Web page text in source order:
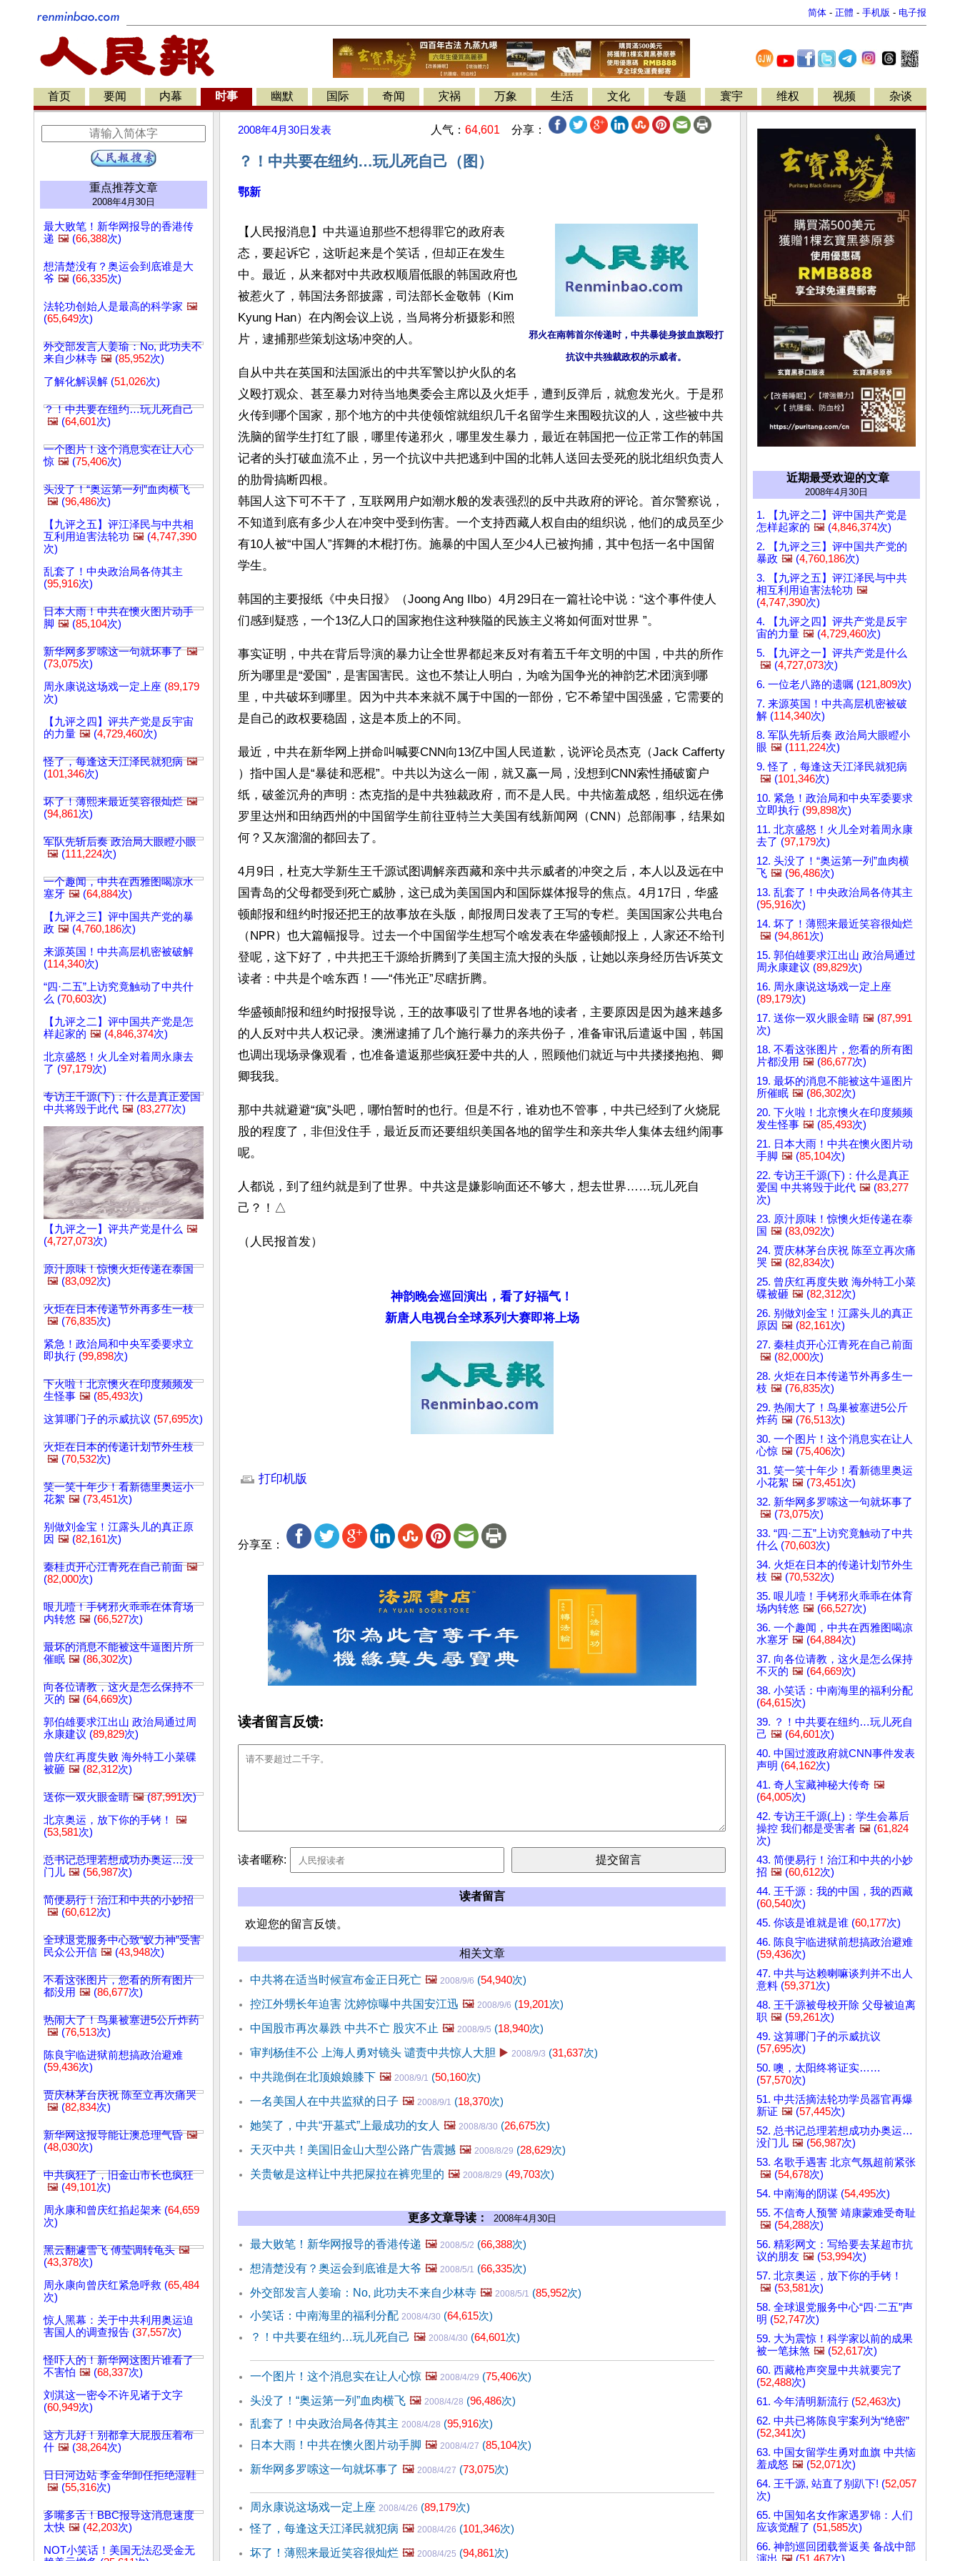
简体 - 正體 - 手机版 - 电子报
首页 要闻 内幕 时事 幽默 国际 奇闻 灾祸 万象 生活 文化 专题 寰宇 维权 视频 杂谈
重点推荐文章
2008年4月30日
最大败笔！新华网报导的香港传
递 🖼️ (66,388次)
想清楚没有？奥运会到底谁是大
爷 🖼️ (66,335次)
法轮功创始人是最高的科学家 🖼️
(65,649次)
外交部发言人姜瑜：No, 此功夫不
来自少林寺 🖼️ (85,952次)
了解化解误解 (51,026次)
？！中共要在纽约…玩儿死自己
🖼️ (64,601次)
一个图片！这个消息实在让人心
惊 🖼️ (75,406次)
头没了！“奥运第一列”血肉横飞
🖼️ (96,486次)
【九评之五】评江泽民与中共相
互利用迫害法轮功 🖼️ (4,747,390
次)
乱套了！中央政治局各侍其主
(95,916次)
日本大雨！中共在懊火图片动手
脚 🖼️ (85,104次)
新华网多罗嗦这一句就坏事了 🖼️
(73,075次)
周永康说这场戏一定上座 (89,179
次)
【九评之四】评共产党是反宇宙
的力量 🖼️ (4,729,460次)
怪了，每逢这天江泽民就犯病 🖼️
(101,346次)
坏了！薄熙来最近笑容很灿烂 🖼️
(94,861次)
军队先斩后奏 政治局大眼瞪小眼
🖼️ (111,224次)
一个趣闻，中共在西雅图喝凉水
塞牙 🖼️ (64,884次)
【九评之三】评中国共产党的暴
政 🖼️ (4,760,186次)
来源英国！中共高层机密被破解
(114,340次)
“四·二五”上访究竟触动了中共什
么 (70,603次)
【九评之二】评中国共产党是怎
样起家的 🖼️ (4,846,374次)
北京盛怒！火儿全对着周永康去
了 (97,179次)
专访王千源(下)：什么是真正爱国
中共将毁于此代 🖼️ (83,277次)
【九评之一】评共产党是什么 🖼️
(4,727,073次)
原汁原味！惊懊火炬传递在泰国
🖼️ (83,092次)
火炬在日本传递节外再多生一枝
🖼️ (76,835次)
紧急！政治局和中央军委要求立
即执行 (99,898次)
下火啦！北京懊火在印度频频发
生怪事 🖼️ (85,493次)
这算哪门子的示威抗议 (57,695次)
火炬在日本的传递计划节外生枝
🖼️ (70,532次)
笑一笑十年少！看新德里奥运小
花絮 🖼️ (73,451次)
别做刘金宝！江露头儿的真正原
因 🖼️ (82,161次)
秦桂贞开心江青死在自己前面 🖼️
(82,000次)
哏儿噎！手铐邪火乖乖在体育场
内转悠 🖼️ (66,527次)
最坏的消息不能被这牛逼图片所
催眠 🖼️ (86,302次)
向各位请教，这火是怎么保持不
灭的 🖼️ (64,669次)
郭伯雄要求江出山 政治局通过周
永康建议 (89,829次)
曾庆红再度失败 海外特工小菜碟
被砸 🖼️ (82,312次)
送你一双火眼金睛 🖼️(87,991次)
北京奥运，放下你的手铐！
🖼️
(53,581次)
总书记总理若想成功办奥运…没
门儿 🖼️ (56,987次)
简便易行！治江和中共的小妙招
🖼️ (60,612次)
全球退党服务中心致“蚁力神”受害
民众公开信 🖼️ (43,948次)
不看这张图片，您看的所有图片
都没用 🖼️ (86,677次)
热闹大了！鸟巢被塞进5公斤炸药
🖼️ (76,513次)
陈良宇临进狱前想搞政治避难
(59,436次)
贾庆林茅台庆祝 陈至立再次痛哭
🖼️ (82,834次)
新华网这报导能让澳总理气昏 🖼️
(48,030次)
中共疯狂了，旧金山市长也疯狂
🖼️ (49,101次)
周永康和曾庆红掐起架来 (64,659
次)
黑云翻遽雪飞 傅莹调转龟头 🖼️
(43,378次)
周永康向曾庆红紧急呼救 (65,484
次)
惊人黑幕：关于中共利用奥运迫
害国人的调查报告 (37,557次)
怪吓人的！新华网这图片谁看了
不害怕 🖼️ (68,337次)
刘淇这一密令不许见诸于文字
(60,949次)
这方儿好！别都拿大屁股压着布
什 🖼️ (38,264次)
日日河边站 李金华卸任拒绝湿鞋
🖼️ (55,316次)
多嘴多舌！BBC报导这消息速度
太快 🖼️ (42,203次)
NOT小笑话！美国无法忍受金无
2008年4月30日 发表 人气： 64,601 分享：
？！中共要在纽约…玩儿死自己（图）
鄂新
邪火在南韩首尔传递时，中共暴徒身披血旗殴打
抗议中共独裁政权的示威者。
【人民报消息】中共逼迫那些不想得罪它的政府表
态，要起诉它，这听起来是个笑话，但却正在发生
中。最近，从来都对中共政权顺眉低眼的韩国政府也
被惹火了，韩国法务部披露，司法部长金敬韩（Kim
Kyung Han）在内阁会议上说，当局将分析摄影和照
片，逮捕那些策划这场冲突的人。
自从中共在英国和法国派出的中共军警以护火队的名
义殴打观众、甚至暴力对待当地奥委会主席以及火炬手，遭到反弹后，就愈发光火。于是邪
火传到哪个国家，那个地方的中共使领馆就组织几千名留学生来围殴抗议的人，这些被中共
洗脑的留学生打红了眼，哪里传递邪火，哪里发生暴力，最近在韩国把一位正常工作的韩国
记者的头打破血流不止，另一个抗议中共把逃到中国的北韩人送回去受死的脱北组织负责人
的肋骨搞断四根。
韩国人这下可不干了，互联网用户如潮水般的发表强烈的反中共政府的评论。首尔警察说，
不知道到底有多少人在冲突中受到伤害。一个支持西藏人权自由的组织说，他们的成员至少
有10人被“中国人”挥舞的木棍打伤。施暴的中国人至少4人已被拘捕，其中包括一名中国留
学生。
韩国的主要报纸《中央日报》（Joong Ang Ilbo）4月29日在一篇社论中说：“这个事件使人
们感到疑惑，一个13亿人口的国家抱住这种狭隘的民族主义将如何面对世界 ”。
事实证明，中共在背后导演的暴力让全世界都起来反对有着五千年文明的中国，中共的所作
所为哪里是“爱国”，是害国害民。这也不禁让人明白，为啥为国争光的神韵艺术团演到哪
里，中共破坏到哪里。因为中共本来就不属于中国的一部份，它不希望中国强盛，它需要的
是自己的政权要稳固，这是本质上的不同。
最近，中共在新华网上拼命叫喊要CNN向13亿中国人民道歉，说评论员杰克（Jack Cafferty
）指中国人是“暴徒和恶棍”。中共以为这么一闹，就又嬴一局，没想到CNN索性捅破窗户
纸，破釜沉舟的声明：杰克指的是中共独裁政府，而不是人民。中共恼羞成怒，组织远在佛
罗里达州和田纳西州的中国留学生前往亚特兰大美国有线新闻网（CNN）总部闹事，结果如
何？又灰溜溜的都回去了。
4月9日，杜克大学新生王千源试图调解亲西藏和亲中共示威者的冲突之后，本人以及远在中
国青岛的父母都受到死亡威胁，这已成为美国国内和国际媒体报导的焦点。4月17日，华盛
顿邮报和纽约时报还把王的故事放在头版，邮报周日发表了王写的专栏。美国国家公共电台
（NPR）也大篇幅报导。过去一个中国留学生想写个啥发表在华盛顿邮报上，人家还不给刊
登呢，这下好了，中共把王千源给折腾到了美国主流大报的头版，让她以亲身经历告诉英文
读者：中共是个啥东西！──“伟光正”尽瞎折腾。
华盛顿邮报和纽约时报报导说，王的故事吸引了世界各地的读者，主要原因是因为越来越多
的人反对中共人权记录。澳洲逮捕了几个施行暴力的亲共份子，准备审讯后遣返中国，韩国
也调出现场录像观看，也准备遣返那些疯狂爱中共的人，照顾他们就近与中共搂搂抱抱、卿
卿我我。
那中共就避避“疯”头吧，哪怕暂时的也行。但是不行，谁劝也不管事，中共已经到了火烧屁
股的程度了，非但没住手，最近反而还要组织美国各地的留学生和亲共华人集体去纽约闹事
呢。
人都说，到了纽约就是到了世界。中共这是嫌影响面还不够大，想去世界……玩儿死自
己？！△
（人民报首发）
神韵晚会巡回演出，看了好福气！
新唐人电视台全球系列大赛即将上场
打印机版
分享至：
读者留言反馈:
读者暱称:
读者留言
欢迎您的留言反馈。
相关文章
中共将在适当时候宣布金正日死亡 🖼️ 2008/9/6 (54,940次)
控江外甥长年迫害 沈婷惊曝中共国安江迅 🖼️ 2008/9/6 (19,201次)
中国股市再次暴跌 中共不亡 股灾不止 🖼️ 2008/9/5 (18,940次)
审判杨佳不公 上海人勇对镜头 谴责中共惊人大胆 ▶️ 2008/9/3 (31,637次)
中共跪倒在北顶娘娘膝下 🖼️ 2008/9/1 (50,160次)
一名美国人在中共监狱的日子 🖼️ 2008/9/1 (18,370次)
她笑了，中共“开墓式”上最成功的女人 🖼️ 2008/8/30 (26,675次)
天灭中共！美国旧金山大型公路广告震撼 🖼️ 2008/8/29 (28,629次)
关贵敏是这样让中共把屎拉在裤兜里的 🖼️ 2008/8/29 (49,703次)
更多文章导读： 2008年4月30日
最大败笔！新华网报导的香港传递 🖼️ 2008/5/2 (66,388次)
想清楚没有？奥运会到底谁是大爷 🖼️ 2008/5/1 (66,335次)
外交部发言人姜瑜：No, 此功夫不来自少林寺 🖼️ 2008/5/1 (85,952次)
小笑话：中南海里的福利分配 2008/4/30 (64,615次)
？！中共要在纽约…玩儿死自己 🖼️ 2008/4/30 (64,601次)
一个图片！这个消息实在让人心惊 🖼️ 2008/4/29 (75,406次)
头没了！“奥运第一列”血肉横飞 🖼️ 2008/4/28 (96,486次)
乱套了！中央政治局各侍其主 2008/4/28 (95,916次)
日本大雨！中共在懊火图片动手脚 🖼️ 2008/4/27 (85,104次)
新华网多罗嗦这一句就坏事了 🖼️ 2008/4/27 (73,075次)
周永康说这场戏一定上座 2008/4/26 (89,179次)
怪了，每逢这天江泽民就犯病 🖼️ 2008/4/26 (101,346次)
坏了！薄熙来最近笑容很灿烂 🖼️ 2008/4/25 (94,861次)
近期最受欢迎的文章
2008年4月30日
1. 【九评之二】评中国共产党是
怎样起家的 🖼️ (4,846,374次)
2. 【九评之三】评中国共产党的
暴政 🖼️ (4,760,186次)
3. 【九评之五】评江泽民与中共
相互利用迫害法轮功 🖼️
(4,747,390次)
4. 【九评之四】评共产党是反宇
宙的力量 🖼️ (4,729,460次)
5. 【九评之一】评共产党是什么
🖼️ (4,727,073次)
6. 一位老八路的遗嘱 (121,809次)
7. 来源英国！中共高层机密被破
解 (114,340次)
8. 军队先斩后奏 政治局大眼瞪小
眼 🖼️ (111,224次)
9. 怪了，每逢这天江泽民就犯病
🖼️ (101,346次)
10. 紧急！政治局和中央军委要求
立即执行 (99,898次)
11. 北京盛怒！火儿全对着周永康
去了 (97,179次)
12. 头没了！“奥运第一列”血肉横
飞 🖼️ (96,486次)
13. 乱套了！中央政治局各侍其主
(95,916次)
14. 坏了！薄熙来最近笑容很灿烂
🖼️ (94,861次)
15. 郭伯雄要求江出山 政治局通过
周永康建议 (89,829次)
16. 周永康说这场戏一定上座
(89,179次)
17. 送你一双火眼金睛 🖼️ (87,991
次)
18. 不看这张图片，您看的所有图
片都没用 🖼️ (86,677次)
19. 最坏的消息不能被这牛逼图片
所催眠 🖼️ (86,302次)
20. 下火啦！北京懊火在印度频频
发生怪事 🖼️ (85,493次)
21. 日本大雨！中共在懊火图片动
手脚 🖼️ (85,104次)
22. 专访王千源(下)：什么是真正
爱国 中共将毁于此代 🖼️ (83,277
次)
23. 原汁原味！惊懊火炬传递在泰
国 🖼️ (83,092次)
24. 贾庆林茅台庆祝 陈至立再次痛
哭 🖼️ (82,834次)
25. 曾庆红再度失败 海外特工小菜
碟被砸 🖼️ (82,312次)
26. 别做刘金宝！江露头儿的真正
原因 🖼️ (82,161次)
27. 秦桂贞开心江青死在自己前面
🖼️ (82,000次)
28. 火炬在日本传递节外再多生一
枝 🖼️ (76,835次)
29. 热闹大了！鸟巢被塞进5公斤
炸药 🖼️ (76,513次)
30. 一个图片！这个消息实在让人
心惊 🖼️ (75,406次)
31. 笑一笑十年少！看新德里奥运
小花絮 🖼️ (73,451次)
32. 新华网多罗嗦这一句就坏事了
🖼️ (73,075次)
33. “四·二五”上访究竟触动了中共
什么 (70,603次)
34. 火炬在日本的传递计划节外生
枝 🖼️ (70,532次)
35. 哏儿噎！手铐邪火乖乖在体育
场内转悠 🖼️ (66,527次)
36. 一个趣闻，中共在西雅图喝凉
水塞牙 🖼️ (64,884次)
37. 向各位请教，这火是怎么保持
不灭的 🖼️ (64,669次)
38. 小笑话：中南海里的福利分配
(64,615次)
39. ？！中共要在纽约…玩儿死自
己 🖼️ (64,601次)
40. 中国过渡政府就CNN事件发表
声明 (64,162次)
41. 奇人宝藏神秘大传奇 🖼️
(64,005次)
42. 专访王千源(上)：学生会幕后
操控 我们都是受害者 🖼️ (61,824
次)
43. 简便易行！治江和中共的小妙
招 🖼️ (60,612次)
44. 王千源：我的中国，我的西藏
(60,540次)
45. 你该是谁就是谁 (60,177次)
46. 陈良宇临进狱前想搞政治避难
(59,436次)
47. 中共与达赖喇嘛谈判并不出人
意料 (59,371次)
48. 王千源被母校开除 父母被迫离
职 🖼️ (59,261次)
49. 这算哪门子的示威抗议
(57,695次)
50. 噢，太阳终将证实……
(57,570次)
51. 中共活摘法轮功学员器官再爆
新证 🖼️ (57,445次)
52. 总书记总理若想成功办奥运…
没门儿 🖼️ (56,987次)
53. 名歌手遇害 北京气氛超前紧张
🖼️ (54,678次)
54. 中南海的阴谋 (54,495次)
55. 不信奇人预警 靖康蒙难受奇耻
🖼️ (54,288次)
56. 精彩网文：写给要去某超市抗
议的朋友 🖼️ (53,994次)
57. 北京奥运，放下你的手铐！
🖼️ (53,581次)
58. 全球退党服务中心“四·二五”声
明 (52,747次)
59. 大为震惊！科学家以前的成果
被一笔抹煞 🖼️ (52,617次)
60. 西藏枪声突显中共就要完了
(52,488次)
61. 今年清明新流行 (52,463次)
62. 中共已将陈良宇案列为“绝密”
(52,341次)
63. 中国女留学生勇对血旗 中共恼
羞成怒 🖼️ (52,071次)
64. 王千源, 站直了别趴下! (52,057
次)
65. 中国知名女作家遇罗锦：人们
应该觉醒了 (51,585次)
66. 神韵巡回团载誉返美 备战中部
演出 🖼️ (51,467次)